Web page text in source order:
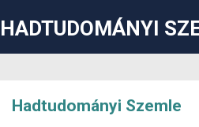
HADTUDOMÁNYI
Hadtudományi Szemle